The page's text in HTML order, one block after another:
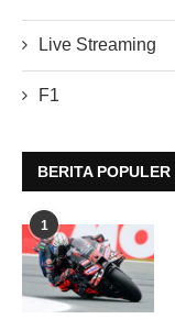
Live Streaming
F1
BERITA POPULER
1